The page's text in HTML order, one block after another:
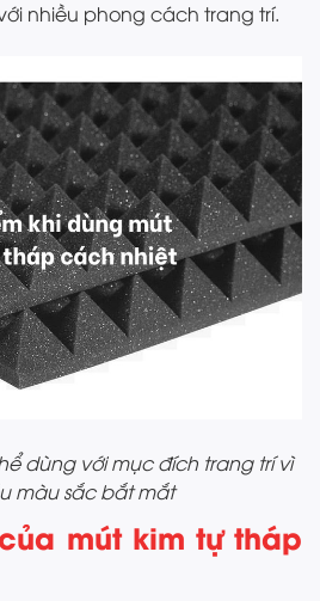
nhiều phong cách trang trí.
dùng với mục đích trang trí vì
màu sắc bắt mắt
mút kim tự tháp